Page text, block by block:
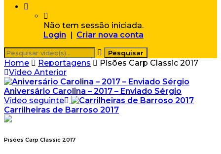
Não tem sessão iniciada.
Login
Criar nova conta
Home Reportagens
Pisões Carp Classic 2017
Vídeo Anterior
Aniversário Carolina – 2017 – Enviado Sérgio
Vídeo seguinte
Carrilheiras de Barroso 2017
Pisões Carp Classic 2017